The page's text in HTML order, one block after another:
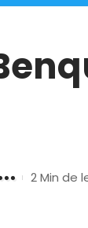
2 Min de